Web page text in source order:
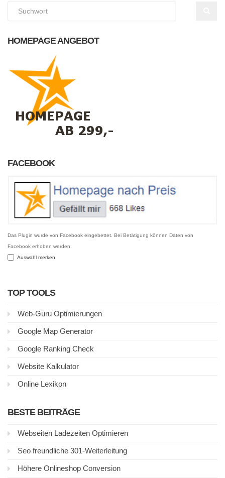
HOMEPAGE ANGEBOT
FACEBOOK
Das Plugin wurde von Facebook eingebettet. Bei Betätigung können Daten von
Facebook erhoben werden.
Auswahl merken
TOP TOOLS
Web-Guru Optimierungen
Google Map Generator
Google Ranking Check
Website Kalkulator
Online Lexikon
BESTE BEITRÄGE
Webseiten Ladezeiten Optimieren
Seo freundliche 301-Weiterleitung
Höhere Onlineshop Conversion